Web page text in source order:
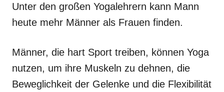
Unter den großen Yogalehrern kann Mann
heute mehr Männer als Frauen finden.
Männer, die hart Sport treiben, können Yoga
nutzen, um ihre Muskeln zu dehnen, die
Beweglichkeit der Gelenke und die Flexibilität